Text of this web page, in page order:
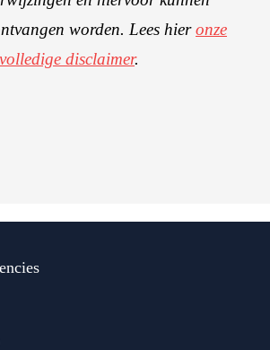
worden. Lees hieronze
volledige disclaimer.